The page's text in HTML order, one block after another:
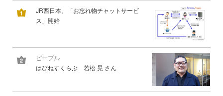
JR西日本、「お忘れ物チャットサービ
ス」開始
ピープル
はぴねすくらぶ 若松 晃 さん